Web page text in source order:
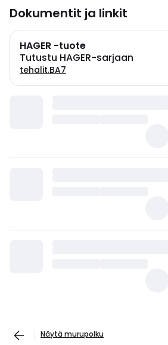
Dokumentit ja linkit
HAGER -tuote
Tutustu HAGER-sarjaan
tehalit.BA7
Näytä murupolku